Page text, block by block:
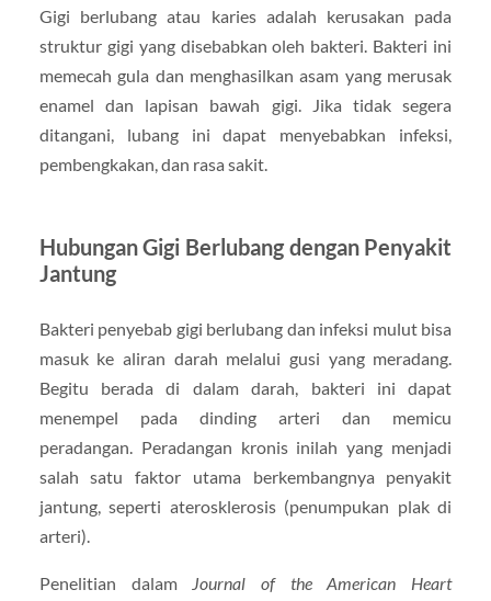
Gigi berlubang atau karies adalah kerusakan pada
struktur gigi yang disebabkan oleh bakteri. Bakteri ini
memecah gula dan menghasilkan asam yang merusak
enamel dan lapisan bawah gigi. Jika tidak segera
ditangani, lubang ini dapat menyebabkan infeksi,
pembengkakan, dan rasa sakit.
Hubungan Gigi Berlubang dengan Penyakit
Jantung
Bakteri penyebab gigi berlubang dan infeksi mulut bisa
masuk ke aliran darah melalui gusi yang meradang.
Begitu berada di dalam darah, bakteri ini dapat
menempel pada dinding arteri dan memicu
peradangan. Peradangan kronis inilah yang menjadi
salah satu faktor utama berkembangnya penyakit
jantung, seperti aterosklerosis (penumpukan plak di
arteri).
Penelitian dalam Journal of the American Heart